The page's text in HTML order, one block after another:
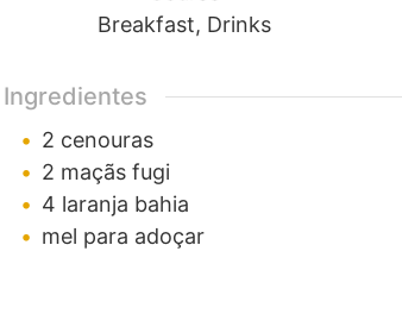
Breakfast, Drinks
Ingredientes
2 cenouras
2 maçãs fugi
4 laranja bahia
mel para adoçar